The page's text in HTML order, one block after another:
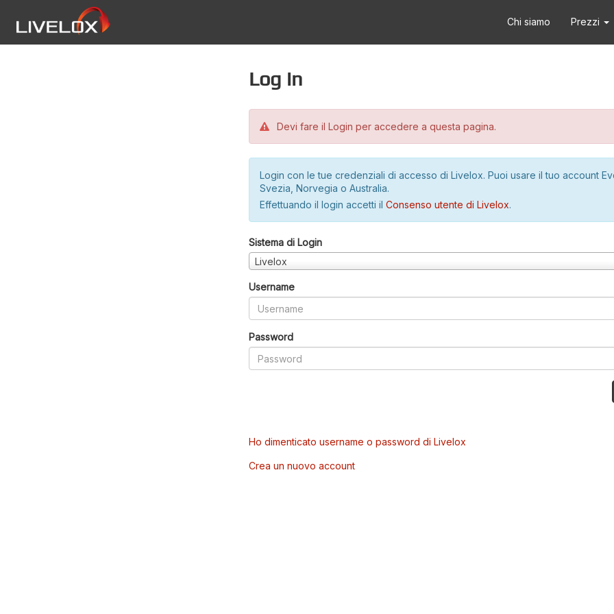
Chi siamo Prezzi
Log in
Devi fare il Login per accedere a questa pagina.
Login con le tue credenziali di accesso di Livelox. Puoi usare il tuo account
Svezia, Norvegia o Australia.
Effettuando il login accetti il Consenso utente di Livelox.
Sistema di Login
Livelox
Username
Password
Ho dimenticato username o password di Livelox
Crea un nuovo account